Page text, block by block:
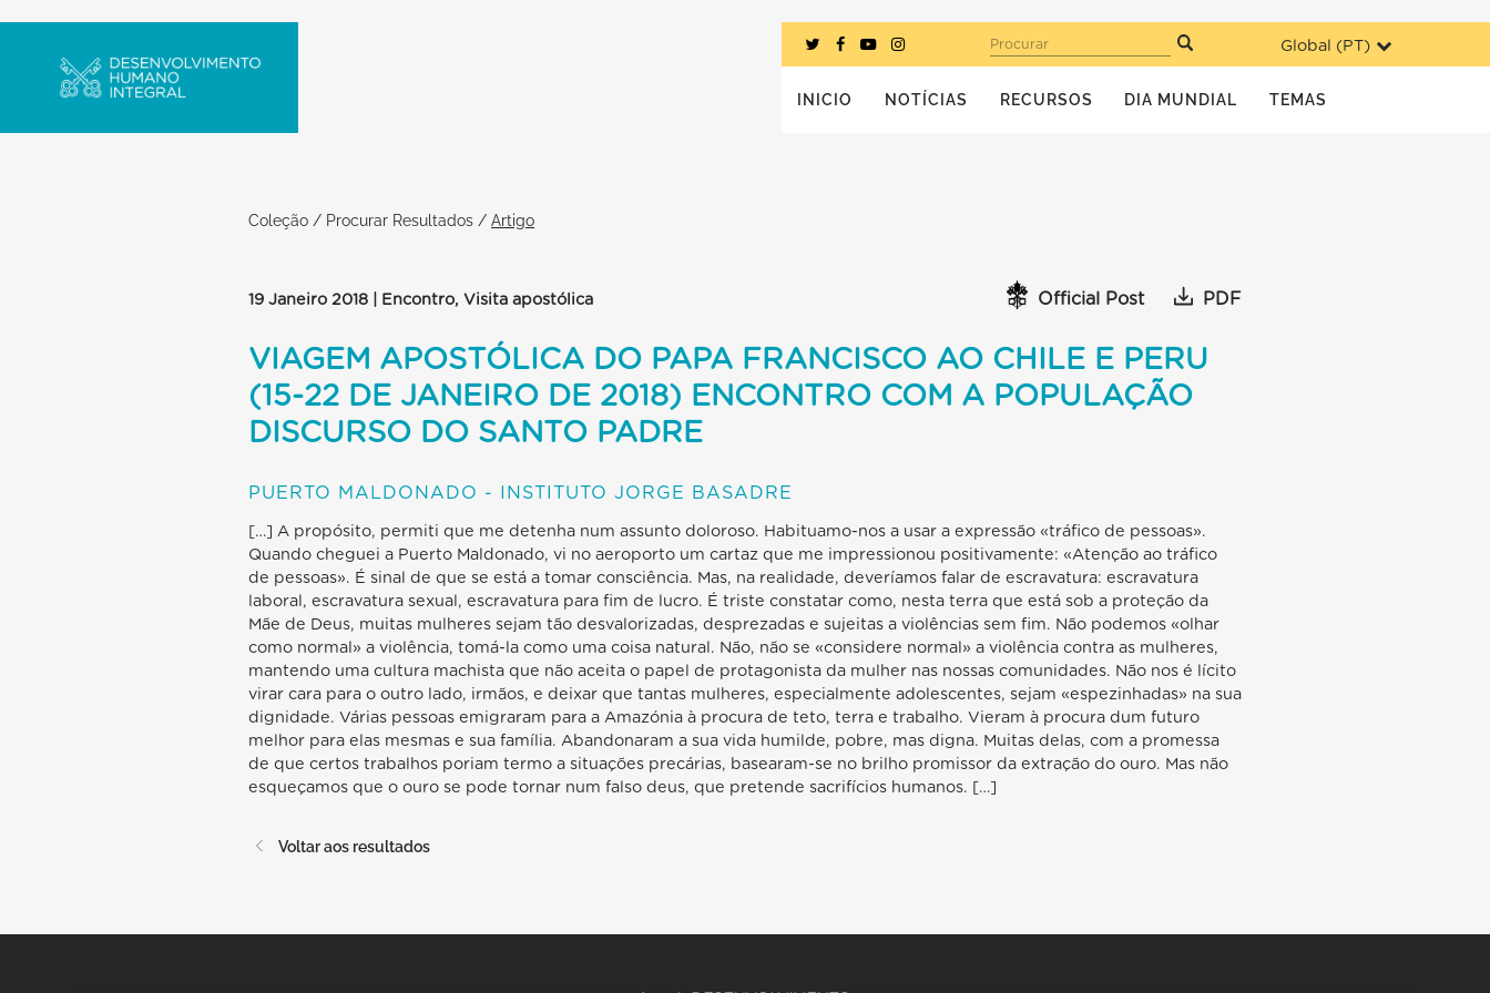
Global (PT)
Procurar
INICIO NOTÍCIAS RECURSOS DIA MUNDIAL TEMAS
Coleção / Procurar Resultados / Artigo
19 Janeiro 2018 | Encontro, Visita apostólica Official Post PDF
VIAGEM APOSTÓLICA DO PAPA FRANCISCO AO CHILE E PERU
(15-22 DE JANEIRO DE 2018) ENCONTRO COM A POPULAÇÃO
DISCURSO DO SANTO PADRE
PUERTO MALDONADO - INSTITUTO JORGE BASADRE
[…] A propósito, permiti que me detenha num assunto doloroso. Habituamo-nos a usar a expressão «tráfico de pessoas».
Quando cheguei a Puerto Maldonado, vi no aeroporto um cartaz que me impressionou positivamente: «Atenção ao tráfico
de pessoas». É sinal de que se está a tomar consciência. Mas, na realidade, deveríamos falar de escravatura: escravatura
laboral, escravatura sexual, escravatura para fim de lucro. É triste constatar como, nesta terra que está sob a proteção da
Mãe de Deus, muitas mulheres sejam tão desvalorizadas, desprezadas e sujeitas a violências sem fim. Não podemos «olhar
como normal» a violência, tomá-la como uma coisa natural. Não, não se «considere normal» a violência contra as mulheres,
mantendo uma cultura machista que não aceita o papel de protagonista da mulher nas nossas comunidades. Não nos é lícito
virar cara para o outro lado, irmãos, e deixar que tantas mulheres, especialmente adolescentes, sejam «espezinhadas» na sua
dignidade. Várias pessoas emigraram para a Amazónia à procura de teto, terra e trabalho. Vieram à procura dum futuro
melhor para elas mesmas e sua família. Abandonaram a sua vida humilde, pobre, mas digna. Muitas delas, com a promessa
de que certos trabalhos poriam termo a situações precárias, basearam-se no brilho promissor da extração do ouro. Mas não
esqueçamos que o ouro se pode tornar num falso deus, que pretende sacrifícios humanos. […]
Voltar aos resultados